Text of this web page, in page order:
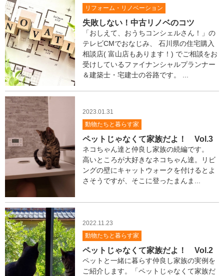
リフォーム・リノベーション
失敗しない！中古リノベのコツ
「おしえて、おうちコンシェルさん！」の
テレビCMでおなじみ、 石川県の住宅購入
相談店( 富山店もあります！) でご相談をお
受けしているファイナンシャルプランナー
＆建築士・宅建士の谷路です。 ...
2023.01.31
動物たちと暮らす家
ペットじゃなくて家族だよ！ Vol.3
ネコちゃん達と仲良し家族の続編です。
高いところが大好きなネコちゃん達。リビ
ングの壁にキャットウォークを付けるとよ
さそうですが、そこに登ったまんま...
2022.11.23
動物たちと暮らす家
ペットじゃなくて家族だよ！ Vol.2
ペットと一緒に暮らす仲良し家族の実例を
ご紹介します。「ペットじゃなくて家族だ